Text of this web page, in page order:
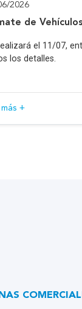
2026
de
el 11/07,
los detalles.
más +